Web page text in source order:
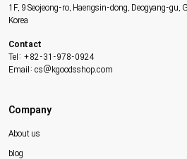
1F, 9 Seojeong-ro, Haengsin-dong, Deogyang-gu,
Korea
Contact
Tel: +82-31-978-0924
Email: cs@kgoodsshop.com
Company
About us
blog